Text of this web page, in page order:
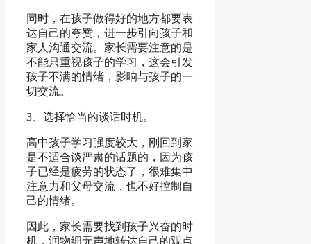
同时，在孩子做得好的地方都要表
达自己的夸赞，进一步引向孩子和
家人沟通交流。家长需要注意的是
不能只重视孩子的学习，这会引发
孩子不满的情绪，影响与孩子的一
切交流。
3、选择恰当的谈话时机。
高中孩子学习强度较大，刚回到家
是不适合谈严肃的话题的，因为孩
子已经是疲劳的状态了，很难集中
注意力和父母交流，也不好控制自
己的情绪。
因此，家长需要找到孩子兴奋的时
机，润物细无声地转达自己的观点